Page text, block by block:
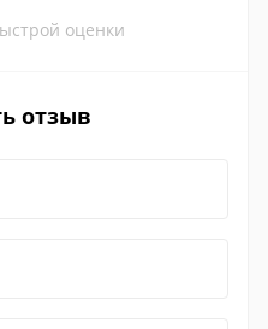
оценки
отзыв